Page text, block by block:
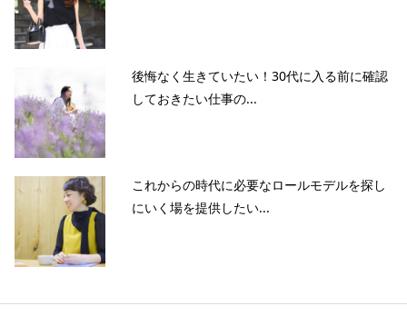
後悔なく生きていたい！30代に入る前に確認
しておきたい仕事の...
これからの時代に必要なロールモデルを探し
にいく場を提供したい...